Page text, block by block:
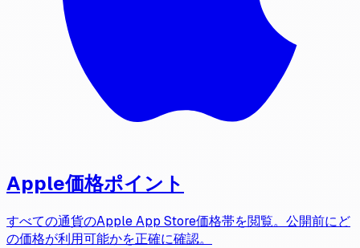
Apple価格ポイント
すべての通貨のApple App Store価格帯を閲覧。公開前にど
の価格が利用可能かを正確に確認。